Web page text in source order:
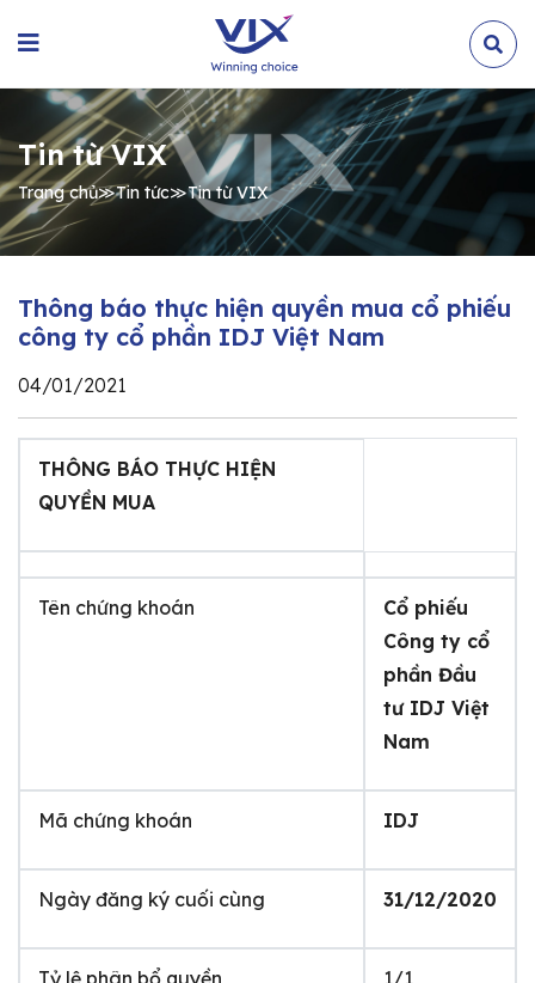
Tin từ VIX
Trang chủ≫Tin tức≫Tin từ VIX
Thông báo thực hiện quyền mua cổ phiếu
công ty cổ phần IDJ Việt Nam
04/01/2021
THÔNG BÁO THỰC HIỆN
QUYỀN MUA
Tên chứng khoán
Cổ phiếu
Công ty cổ
phần Đầu
tư IDJ Việt
Nam
Mã chứng khoán IDJ
Ngày đăng ký cuối cùng 31/12/2020
Tỷ lệ phân bổ quyền 1/1